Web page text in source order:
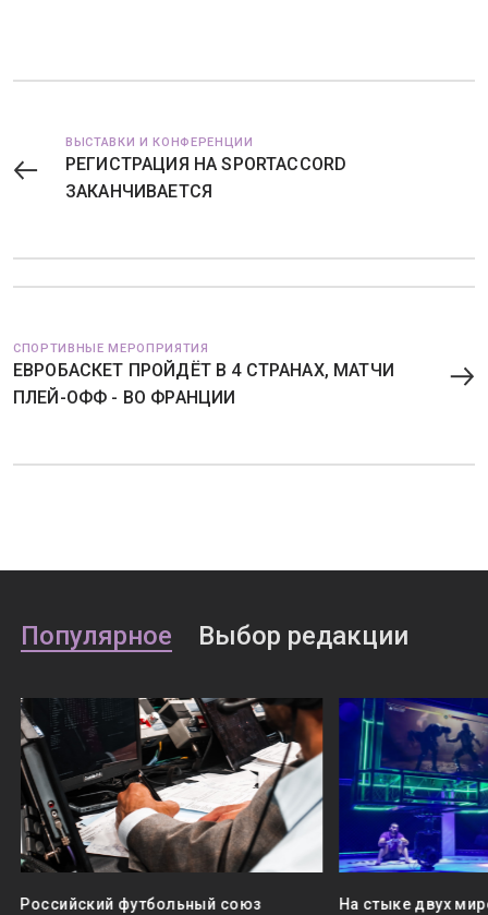
ВЫСТАВКИ И КОНФЕРЕНЦИИ
РЕГИСТРАЦИЯ НА SPORTACCORD
ЗАКАНЧИВАЕТСЯ
СПОРТИВНЫЕ МЕРОПРИЯТИЯ
ЕВРОБАСКЕТ ПРОЙДЁТ В 4 СТРАНАХ, МАТЧИ
ПЛЕЙ-ОФФ - ВО ФРАНЦИИ
Популярное Выбор редакции
Российский футбольный союз
На стыке двух